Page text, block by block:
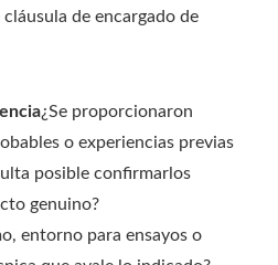
de encargado de
¿Se proporcionaron
o experiencias previas
posible confirmarlos
genuino?
entorno para ensayos o